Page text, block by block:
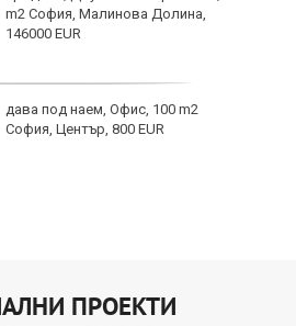
m2 София, Малинова Долина,
146000 EUR
дава под наем, Офис, 100 m2
София, Център, 800 EUR
ПРОЕКТИ